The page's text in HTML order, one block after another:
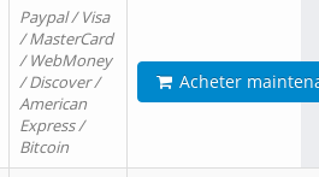
Paypal / Visa
/ MasterCard
/ WebMoney
/ Discover /
American
Express /
Bitcoin
Acheter